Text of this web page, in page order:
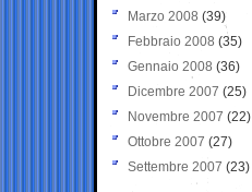
Marzo 2008 (39)
Febbraio 2008 (35)
Gennaio 2008 (36)
Dicembre 2007 (25)
Novembre 2007 (22)
Ottobre 2007 (27)
Settembre 2007 (23)